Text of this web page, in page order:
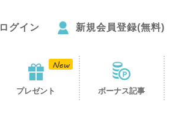
ログイン 新規会員登録(無料)
プレゼント ボーナス記事